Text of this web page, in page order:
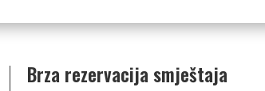
Brza rezervacija smještaja